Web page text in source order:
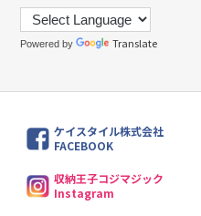
Powered by Translate
ケイスタイル株式会社
FACEBOOK
収納王子コジマジック
Instagram